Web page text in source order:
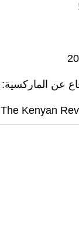
عن الماركسية:
The Kenyan